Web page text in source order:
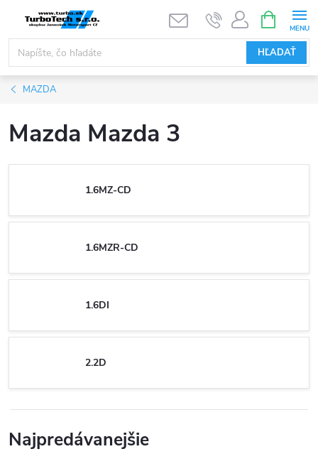
obsah
HĽADAŤ
KOŠÍK
MAZDA
Mazda Mazda 3
1.6MZ-CD
1.6MZR-CD
1.6DI
2.2D
Najpredávanejšie